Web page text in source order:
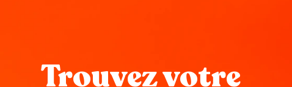
Trouvez votre